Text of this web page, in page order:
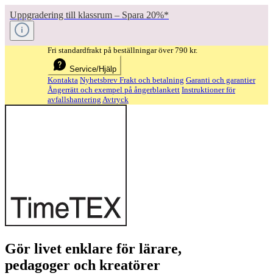
Uppgradering till klassrum – Spara 20%*
Fri standardfrakt på beställningar över 790 kr.
Service/Hjälp
Kontakta Nyhetsbrev Frakt och betalning Garanti och garantier
Ångerrätt och exempel på ångerblankett Instruktioner för
avfallshantering Avtryck
Gör livet enklare för lärare,
pedagoger och kreatörer